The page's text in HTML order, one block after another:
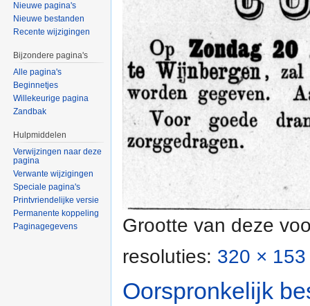
Grootte van deze
resoluties: 320 ×
Oorspronkelijk
Nieuwe pagina's
Nieuwe bestanden
Recente wijzigingen
Bijzondere pagina's
Alle pagina's
Beginnetjes
Willekeurige pagina
Zandbak
Hulpmiddelen
Verwijzingen naar deze
pagina
Verwante wijzigingen
Speciale pagina's
Printvriendelijke versie
Permanente koppeling
Paginagegevens